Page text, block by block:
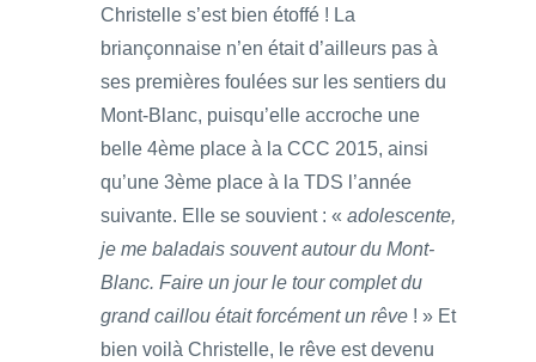
Christelle s’est bien étoffé ! La
briançonnaise n’en était d’ailleurs pas à
ses premières foulées sur les sentiers du
Mont-Blanc, puisqu’elle accroche une
belle 4ème place à la CCC 2015, ainsi
qu’une 3ème place à la TDS l’année
suivante. Elle se souvient : « adolescente,
je me baladais souvent autour du Mont-
Blanc. Faire un jour le tour complet du
grand caillou était forcément un rêve ! » Et
bien voilà Christelle, le rêve est devenu